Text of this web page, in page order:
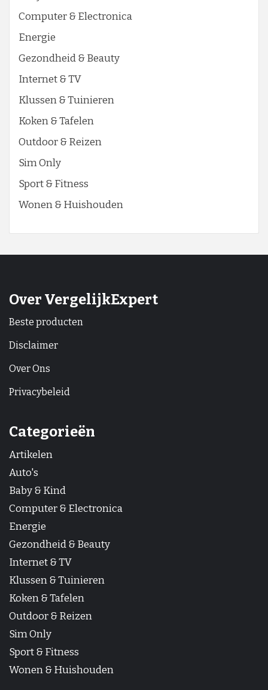
Computer & Electronica
Energie
Gezondheid & Beauty
Internet & TV
Klussen & Tuinieren
Koken & Tafelen
Outdoor & Reizen
Sim Only
Sport & Fitness
Wonen & Huishouden
Over VergelijkExpert
Beste producten
Disclaimer
Over Ons
Privacybeleid
Categorieën
Artikelen
Auto's
Baby & Kind
Computer & Electronica
Energie
Gezondheid & Beauty
Internet & TV
Klussen & Tuinieren
Koken & Tafelen
Outdoor & Reizen
Sim Only
Sport & Fitness
Wonen & Huishouden